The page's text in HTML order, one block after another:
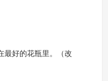
好的花瓶里。（改